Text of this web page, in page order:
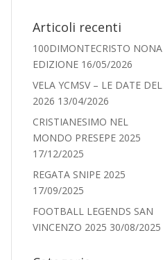
Articoli recenti
100DIMONTECRISTO NONA
EDIZIONE 16/05/2026
VELA YCMSV – LE DATE DEL
2026 13/04/2026
CRISTIANESIMO NEL
MONDO PRESEPE 2025
17/12/2025
REGATA SNIPE 2025
17/09/2025
FOOTBALL LEGENDS SAN
VINCENZO 2025 30/08/2025